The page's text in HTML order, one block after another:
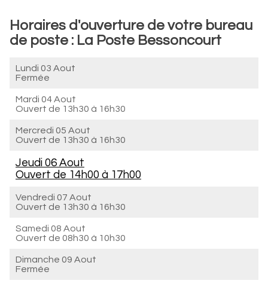
Horaires d'ouverture de votre bureau
de poste : La Poste Bessoncourt
Lundi 03 Aout
Fermée
Mardi 04 Aout
Ouvert de 13h30 à 16h30
Mercredi 05 Aout
Ouvert de 13h30 à 16h30
Jeudi 06 Aout
Ouvert de 14h00 à 17h00
Vendredi 07 Aout
Ouvert de 13h30 à 16h30
Samedi 08 Aout
Ouvert de 08h30 à 10h30
Dimanche 09 Aout
Fermée